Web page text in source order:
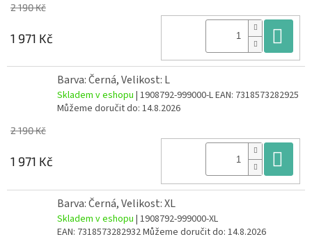
2 190 Kč
1 971 Kč
Barva: Černá, Velikost: L
Skladem v eshopu | 1908792-999000-LEAN: 7318573282925
Můžeme doručit do: 14.8.2026
2 190 Kč
1 971 Kč
Barva: Černá, Velikost: XL
Skladem v eshopu | 1908792-999000-XL
EAN: 7318573282932Můžeme doručit do: 14.8.2026